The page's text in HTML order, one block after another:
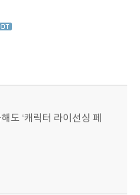
도 ‘캐릭터 라이선싱 페